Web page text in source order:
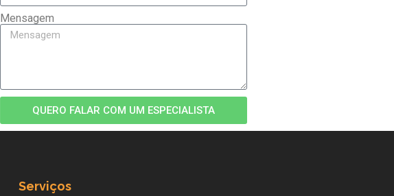
Mensagem
QUERO FALAR COM UM ESPECIALISTA
Serviços